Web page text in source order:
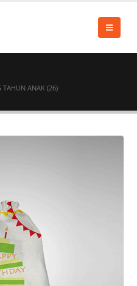
TAHUN ANAK (26)